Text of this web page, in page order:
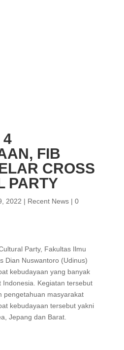
4
FIB
CROSS
PARTY
2022 | Recent News| 0
Party, Fakultas Ilmu
Dian Nuswantoro (Udinus)
kebudayaan yang banyak
Kegiatan tersebut
pengetahuan masyarakat
kebudayaan tersebut yakni
Jepang dan Barat.